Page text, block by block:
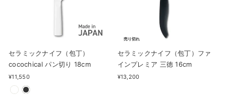
セラミックナイフ（包丁）
cocochical パン切り 18cm
¥11,550
売り切れ
セラミックナイフ（包丁）ファ
インプレミア 三徳 16cm
¥13,200